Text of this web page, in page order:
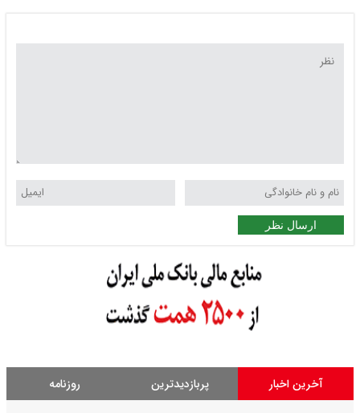
ارسال نظر
آخرین اخبار پربازدیدترین روزنامه